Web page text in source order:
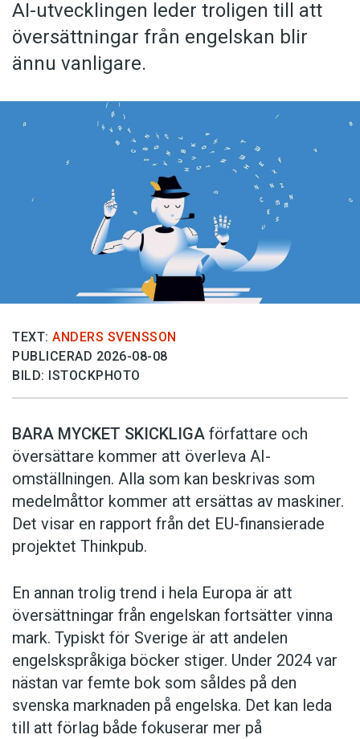
AI-utvecklingen leder troligen till att
översättningar från engelskan blir
ännu vanligare.
TEXT: ANDERS SVENSSON
PUBLICERAD 2026-08-08
BILD: ISTOCKPHOTO
BARA MYCKET SKICKLIGA författare och
översättare ­kommer att överleva AI-
omställningen. Alla som kan beskrivas som
medelmåttor kommer att ersättas av maskiner.
Det visar en rapport från det EU-finansierade
projektet Thinkpub.
En annan trolig trend i hela Europa är att
översättningar från engelskan fortsätter vinna
mark. Typiskt för Sverige är att andelen
engelskspråkiga böcker stiger. Under 2024 var
nästan var femte bok som såldes på den
svenska marknaden på engelska. Det kan leda
till att förlag både fokuserar mer på